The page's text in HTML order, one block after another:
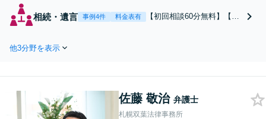
は電話・メールで状
況を丁寧にお聞きし
さい。【リーズナブ
ルな料金設定】
相続・遺言 事例4件 料金表有
【初回相談60分無料】【全
続税対策等お任せくださ
【解決実績豊富】【電話相
談可】
他3分野を表示
佐藤 敬治 弁護士
札幌双葉法律事務所